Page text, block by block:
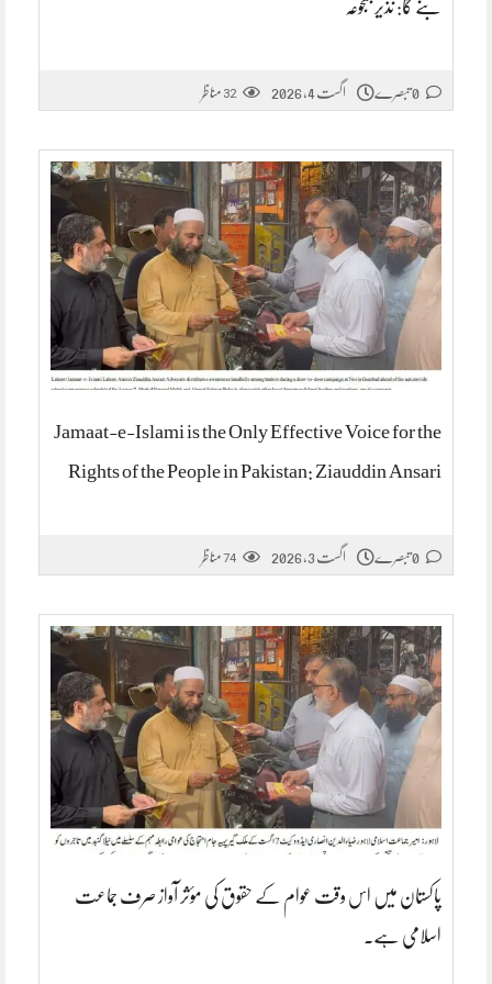
بنے گا: نذیر جنجوعہ
اگست 4, 2026 32 مناظر
Jamaat-e-Islami is the Only Effective Voice for the
Rights of the People in Pakistan: Ziauddin Ansari
اگست 3, 2026 74مناظر
پاکستان میں اس وقت عوام کے حقوق کی مؤثر آواز صرف جماعت
اسلامی ہے۔